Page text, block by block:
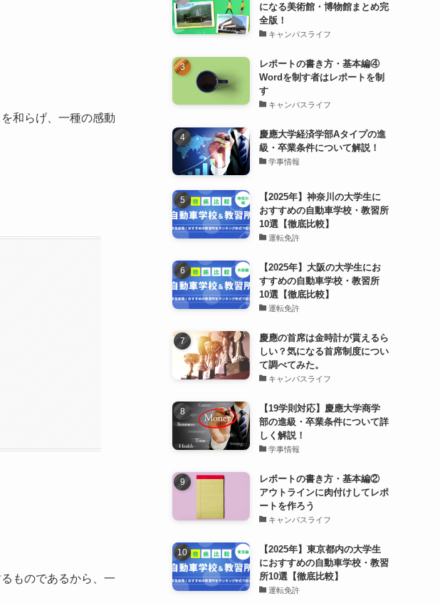
和らげ、一種の感動
ものであるから、一
になる美術館・博物館まとめ完
全版！
キャンパスライフ
レポートの書き方・基本編④
Wordを制す者はレポートを制
す
キャンパスライフ
慶應大学経済学部Aタイプの進
級・卒業条件について解説！
学事情報
【2025年】神奈川の大学生に
おすすめの自動車学校・教習所
10選【徹底比較】
運転免許
【2025年】大阪の大学生にお
すすめの自動車学校・教習所
10選【徹底比較】
運転免許
慶應の首席は金時計が貰えるら
しい？気になる首席制度につい
て調べてみた。
キャンパスライフ
【19学則対応】慶應大学商学
部の進級・卒業条件について詳
しく解説！
学事情報
レポートの書き方・基本編②
アウトラインに肉付けしてレポ
ートを作ろう
キャンパスライフ
【2025年】東京都内の大学生
におすすめの自動車学校・教習
所10選【徹底比較】
運転免許